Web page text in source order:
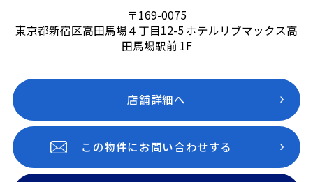
〒169-0075
東京都新宿区高田馬場４丁目12-5 ホテルリブマックス高
田馬場駅前 1F
店舗詳細へ
この物件にお問い合わせする